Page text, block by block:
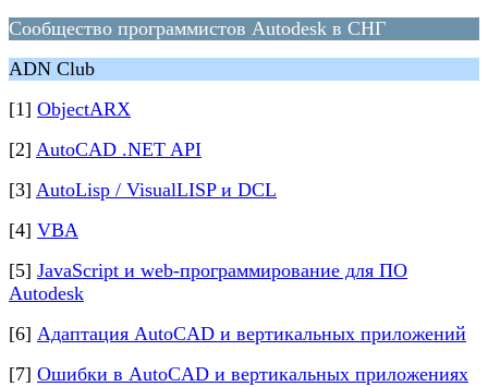
Сообщество программистов Autodesk в СНГ
ADN Club
[1] ObjectARX
[2] AutoCAD .NET API
[3] AutoLisp / VisualLISP и DCL
[4] VBA
[5] JavaScript и web-программирование для ПО
Autodesk
[6] Адаптация AutoCAD и вертикальных приложений
[7] Ошибки в AutoCAD и вертикальных приложениях